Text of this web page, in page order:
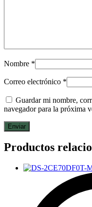
Nombre *
Correo electrónico *
Guardar mi nombre,
navegador para la próxima
Productos